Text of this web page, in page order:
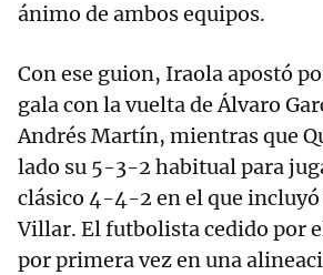
ánimo de ambos equipos.
Con ese guion, Iraola apostó
gala con la vuelta de Álvaro
Andrés Martín, mientras que
lado su 5-3-2 habitual para
clásico 4-4-2 en el que incluyó
Villar. El futbolista cedido por
por primera vez en una